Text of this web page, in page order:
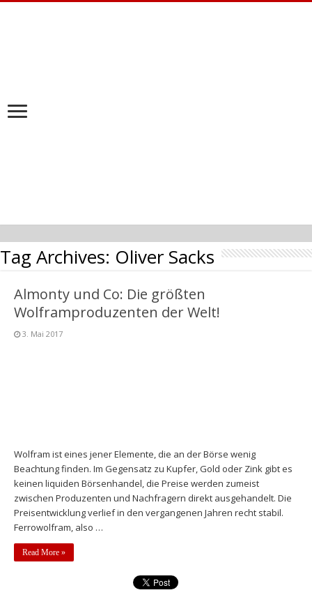
Tag Archives: Oliver Sacks
Almonty und Co: Die größten
Wolframproduzenten der Welt!
3. Mai 2017
Wolfram ist eines jener Elemente, die an der Börse wenig
Beachtung finden. Im Gegensatz zu Kupfer, Gold oder Zink gibt es
keinen liquiden Börsenhandel, die Preise werden zumeist
zwischen Produzenten und Nachfragern direkt ausgehandelt. Die
Preisentwicklung verlief in den vergangenen Jahren recht stabil.
Ferrowolfram, also …
Read More »